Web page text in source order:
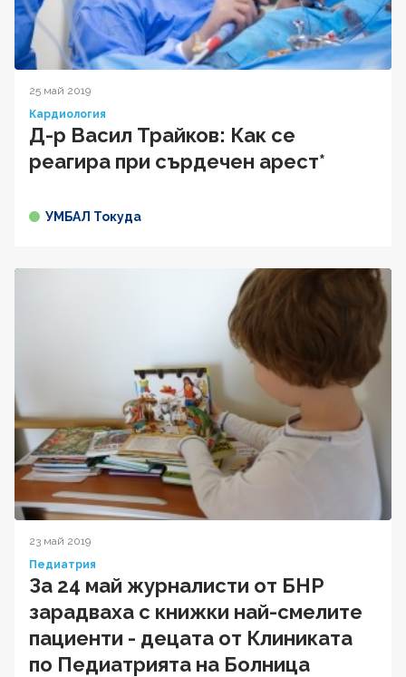
25 май 2019
Кардиология
Д-р Васил Трайков: Как се
реагира при сърдечен арест*
УМБАЛ Токуда
23 май 2019
Педиатрия
За 24 май журналисти от БНР
зарадваха с книжки най-смелите
пациенти - децата от Клиниката
по Педиатрията на Болница